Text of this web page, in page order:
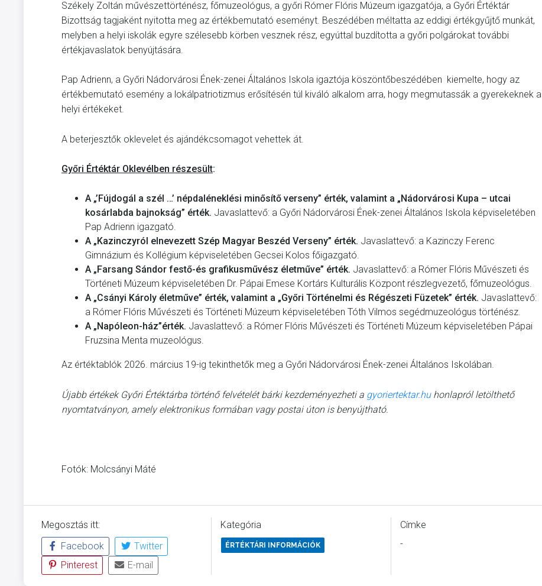
Székely Zoltán művészettörténész, főmuzeológus, a győri Rómer Flóris Múzeum igazgatója, a Győri Értéktár
Bizottság tagjaként nyitotta meg az értékbemutató eseményt. Beszédében méltatta az eddigi értékgyűjtő munkát,
melyben a helyi iskolák egyre szélesebb körben vesznek rész, egyúttal buzdította a győri polgárokat további
értékjavaslatok benyújtására.
Pap Adrienn, a Győri Nádorvárosi Ének-zenei Általános Iskola igaztója köszöntőbeszédében kiemelte, hogy az
értékbemutató esemény a lokálpatriotizmus erősítésén túl kiváló alkalom arra, hogy megmutassák a gyerekeknek a
helyi értékeket.
A beterjesztők oklevelet és ajándékcsomagot vehettek át.
Győri Értéktár Oklevélben részesült:
A „’Fújdogál a szél …’ népdaléneklési minősítő verseny” érték, valamint a „Nádorvárosi Kupa – utcai
kosárlabda bajnokság” érték. Javaslattevő: a Győri Nádorvárosi Ének-zenei Általános Iskola képviseletében
Pap Adrienn igazgató.
A „Kazinczyról elnevezett Szép Magyar Beszéd Verseny” érték. Javaslattevő: a Kazinczy Ferenc
Gimnázium és Kollégium képviseletében Gecsei Kolos főigazgató.
A „Farsang Sándor festő-és grafikusművész életműve” érték. Javaslattevő: a Rómer Flóris Művészeti és
Történeti Múzeum képviseletében Dr. Pápai Emese Kortárs Kulturális Központ részlegvezető, főmuzeológus.
A „Csányi Károly életműve” érték, valamint a „Győri Történelmi és Régészeti Füzetek” érték. Javaslattevő:
a Rómer Flóris Művészeti és Történeti Múzeum képviseletében Tóth Vilmos segédmuzeológus történész.
A „Napóleon-ház”érték. Javaslattevő: a Rómer Flóris Művészeti és Történeti Múzeum képviseletében Pápai
Fruzsina Menta muzeológus.
Az értéktablók 2026. március 19-ig tekinthetők meg a Győri Nádorvárosi Ének-zenei Általános Iskolában.
Újabb értékek Győri Értéktárba történő felvételét bárki kezdeményezheti a gyoriertektar.huhonlapról letölthető
nyomtatványon, amely elektronikus formában vagy postai úton is benyújtható.
Fotók: Molcsányi Máté
Megosztás itt:
Facebook
Twitter
Pinterest
E-mail
Kategória
ÉRTÉKTÁRI INFORMÁCIÓK
Címke
-